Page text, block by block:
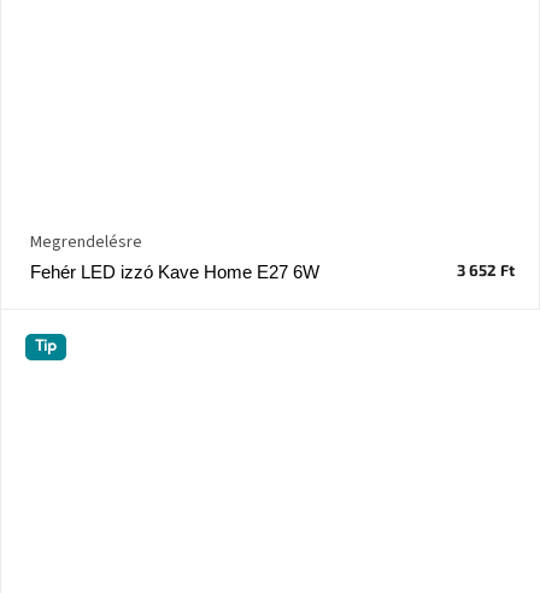
Fehér LED izzó Kave Home E27 6W
Megrendelésre
3 652 Ft
Tip